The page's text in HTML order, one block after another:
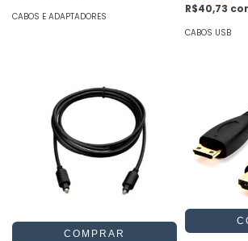
CABOS E ADAPTADORES
R$40,73
CABOS USB